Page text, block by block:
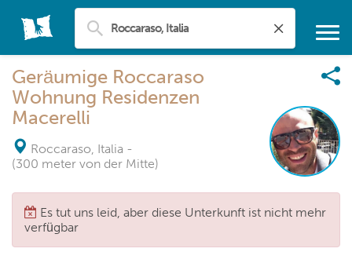
Geräumige Roccaraso
Wohnung Residenzen
Macerelli
Roccaraso, Italia -
(300 meter von der Mitte)
Es tut uns leid, aber diese Unterkunft ist nicht mehr
verfügbar